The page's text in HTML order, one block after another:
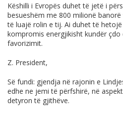
Këshilli i Evropës duhet të jetë i
besueshëm me 800 milionë
të luajë rolin e tij. Ai duhet të
kompromis energjikisht kundër
favorizimit.
Z. President,
Së fundi: gjendja në rajonin e
edhe ne jemi të përfshirë, në
detyron të gjithëve.